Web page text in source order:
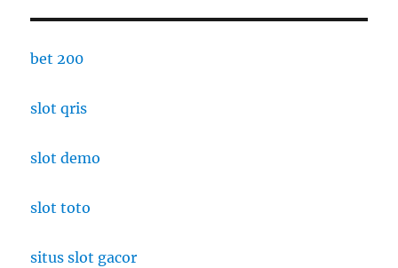
bet 200
slot qris
slot demo
slot toto
situs slot gacor